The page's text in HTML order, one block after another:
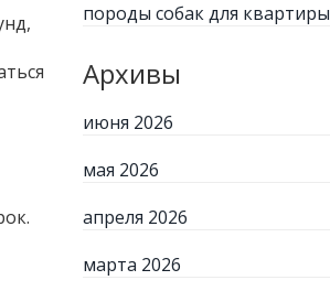
породы собак для квартиры
Архивы
июня 2026
мая 2026
апреля 2026
марта 2026